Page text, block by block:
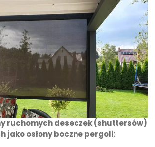
ruchomych deseczek (shuttersów)
jako osłony boczne pergoli: